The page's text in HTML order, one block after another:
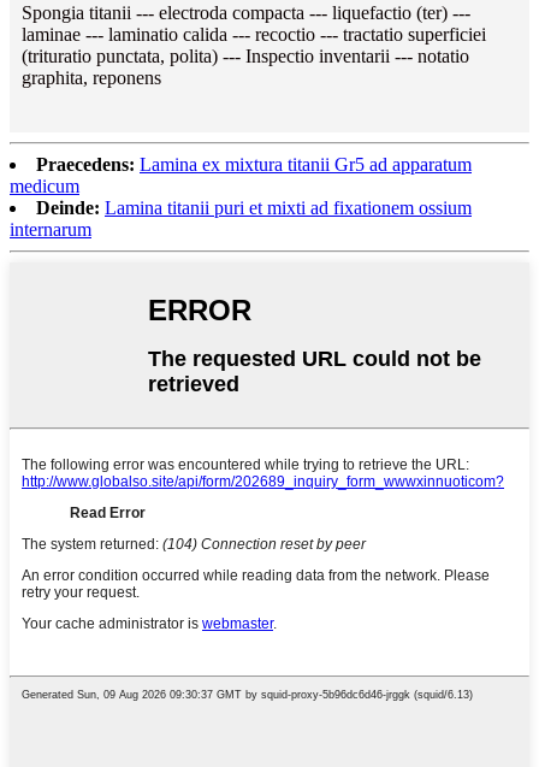
Spongia titanii --- electroda compacta --- liquefactio (ter) ---
laminae --- laminatio calida --- recoctio --- tractatio superficiei
(trituratio punctata, polita) --- Inspectio inventarii --- notatio
graphita, reponens
Praecedens: Lamina ex mixtura titanii Gr5 ad apparatum
medicum
Deinde: Lamina titanii puri et mixti ad fixationem ossium
internarum